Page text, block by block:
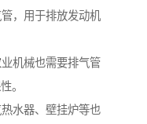
，用于排放发动机
机械也需要排气管
。
水器、壁挂炉等也